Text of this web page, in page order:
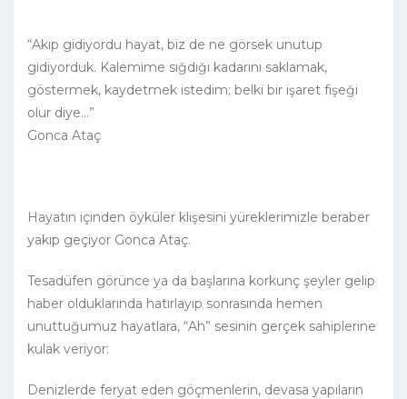
“Akıp gidiyordu hayat, biz de ne görsek unutup
gidiyorduk. Kalemime sığdığı kadarını saklamak,
göstermek, kaydetmek istedim; belki bir işaret fişeği
olur diye…”
Gonca Ataç
Hayatın içinden öyküler klişesini yüreklerimizle beraber
yakıp geçiyor Gonca Ataç.
Tesadüfen görünce ya da başlarına korkunç şeyler gelip
haber olduklarında hatırlayıp sonrasında hemen
unuttuğumuz hayatlara, “Ah” sesinin gerçek sahiplerine
kulak veriyor:
Denizlerde feryat eden göçmenlerin, devasa yapıların